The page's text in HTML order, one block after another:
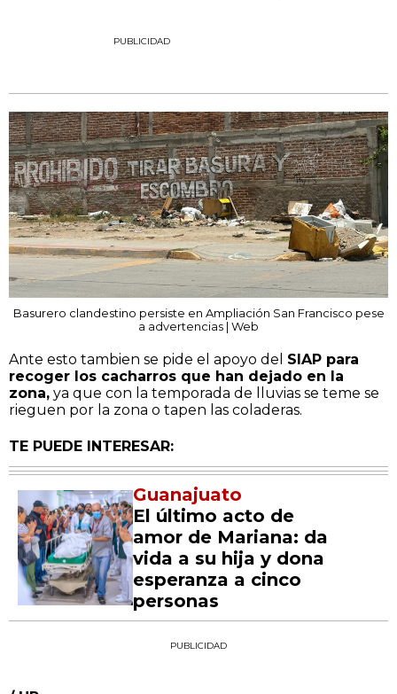
PUBLICIDAD
Basurero clandestino persiste en Ampliación San Francisco pese
a advertencias | Web
Ante esto tambien se pide el apoyo del SIAP para
recoger los cacharros que han dejado en la
zona, ya que con la temporada de lluvias se teme se
rieguen por la zona o tapen las coladeras.
TE PUEDE INTERESAR:
Guanajuato
El último acto de
amor de Mariana: da
vida a su hija y dona
esperanza a cinco
personas
PUBLICIDAD